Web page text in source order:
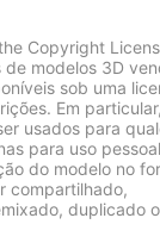
Copyright
de modelos 3D
sob uma
Em particular,
usados para
para uso
do modelo no
compartilhado,
duplicado